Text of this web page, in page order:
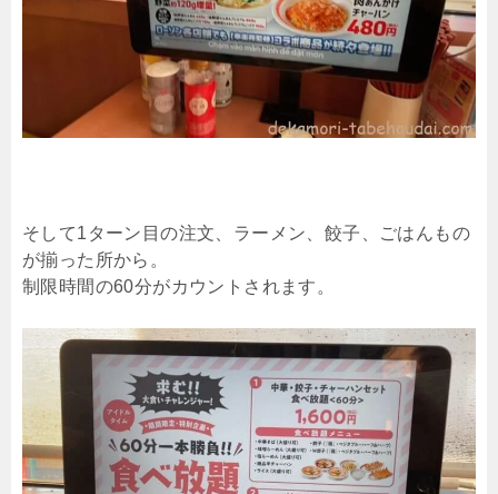
そして1ターン目の注文、ラーメン、餃子、ごはんもの
が揃った所から。
制限時間の60分がカウントされます。